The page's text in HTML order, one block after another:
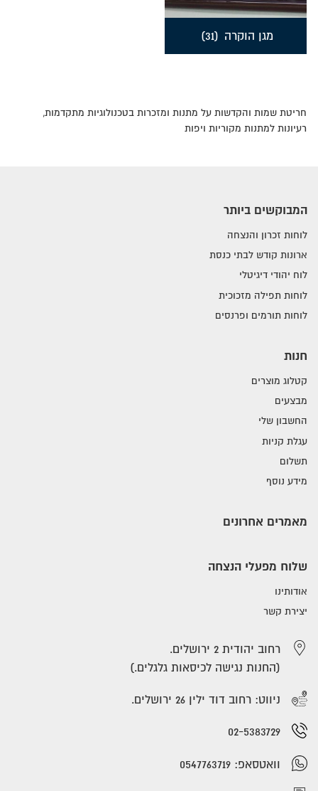
מגן הוקרה (31)
חריטת שמות והקדשות על מתנות ומזכרות בטכנולוגיות מתקדמות,
רעיונות למתנות מקוריות ויפות
המבוקשים ביותר
לוחות זכרון והנצחה
ארונות קודש לבתי כנסת
לוח יהודי דיגיטלי
לוחות תפילה מזכוכית
לוחות תורמים ופרנסים
חנות
קטלוג מוצרים
מבצעים
החשבון שלי
עגלת קניות
תשלום
מידע נוסף
מאמרים אחרונים
שלוח מפעלי הנצחה
אודותינו
יצירת קשר
רחוב יהודית 2 ירושלים.
(החנות נגישה לכיסאות גלגלים.)
ניווט: רחוב דוד ילין 26 ירושלים.
02-5383729
וואטסאפ: 0547763719